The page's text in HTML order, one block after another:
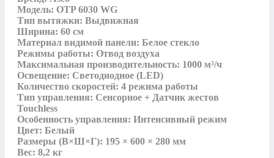
Модель: OTP 6030 WG
Тип вытяжки: Выдвижная
Ширина: 60 см
Материал видимой панели: Белое стекло
Режимы работы: Отвод воздуха
Максимальная производительность: 1000 м³/ч
Освещение: Светодиодное (LED)
Количество скоростей: 4 режима работы
Тип управления: Сенсорное + Датчик жестов
Touchless
Особенность управления: Интенсивный режим
Цвет: Белый
Размеры (В×Ш×Г): 195 × 600 × 280 мм
Вес: 8,2 кг